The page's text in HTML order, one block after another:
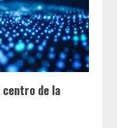
de la